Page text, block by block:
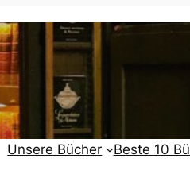
Unsere Bücher Beste 10